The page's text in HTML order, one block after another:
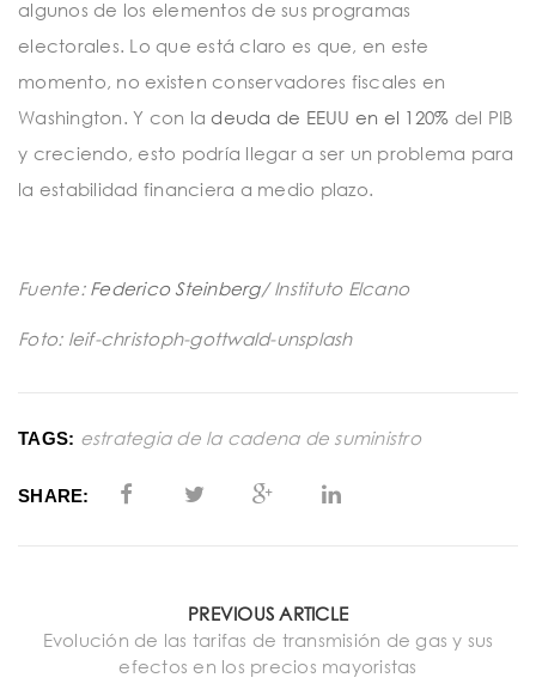
algunos de los elementos de sus programas
electorales. Lo que está claro es que, en este
momento, no existen conservadores fiscales en
Washington. Y con ladeuda de EEUU en el 120% del PIB
y creciendo, esto podría llegar a ser un problema para
la estabilidad financiera a medio plazo.
Fuente: Federico Steinberg/ Instituto Elcano
Foto: leif-christoph-gottwald-unsplash
TAGS: estrategia de la cadena de suministro
SHARE:
PREVIOUS ARTICLE
Evolución de las tarifas de transmisión de gas y sus
efectos en los precios mayoristas